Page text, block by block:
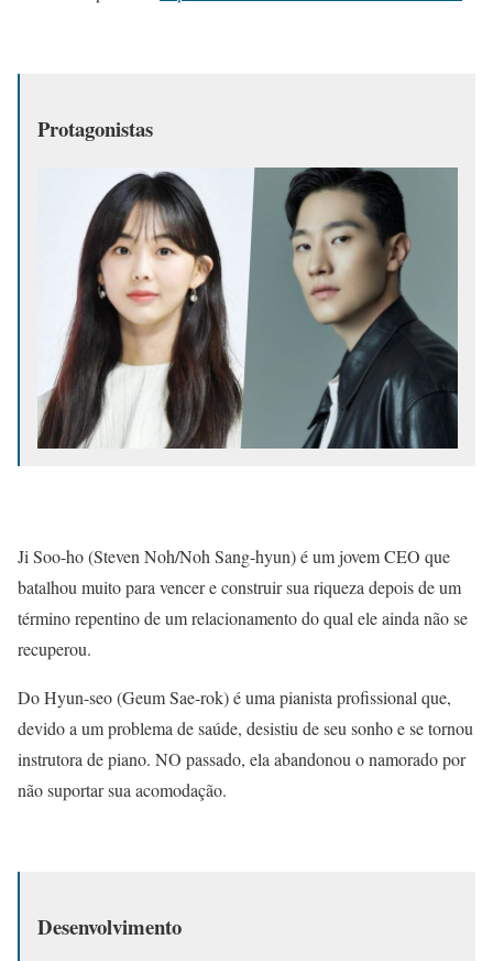
Protagonistas
Ji Soo-ho (Steven Noh/Noh Sang-hyun) é um jovem CEO que
batalhou muito para vencer e construir sua riqueza depois de um
término repentino de um relacionamento do qual ele ainda não se
recuperou.
Do Hyun-seo (Geum Sae-rok) é uma pianista profissional que,
devido a um problema de saúde, desistiu de seu sonho e se tornou
instrutora de piano. NO passado, ela abandonou o namorado por
não suportar sua acomodação.
Desenvolvimento